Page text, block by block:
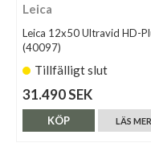
Leica
Leica 12x50 Ultravid HD-
(40097)
Tillfälligt slut
31.490 SEK
LÄS MER
KÖP